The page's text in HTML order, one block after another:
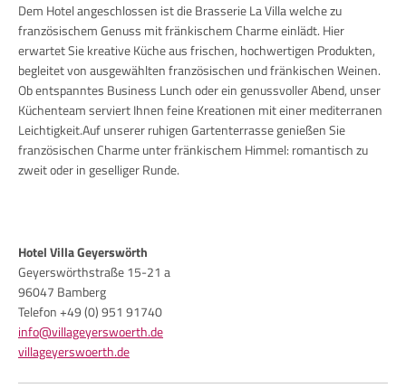
Dem Hotel angeschlossen ist die Brasserie La Villa welche zu
französischem Genuss mit fränkischem Charme einlädt. Hier
erwartet Sie kreative Küche aus frischen, hochwertigen Produkten,
begleitet von ausgewählten französischen und fränkischen Weinen.
Ob entspanntes Business Lunch oder ein genussvoller Abend, unser
Küchenteam serviert Ihnen feine Kreationen mit einer mediterranen
Leichtigkeit.Auf unserer ruhigen Gartenterrasse genießen Sie
französischen Charme unter fränkischem Himmel: romantisch zu
zweit oder in geselliger Runde.
Hotel Villa Geyerswörth
Geyerswörthstraße 15-21 a
96047 Bamberg
Telefon +49 (0) 951 91740
info@villageyerswoerth.de
villageyerswoerth.de